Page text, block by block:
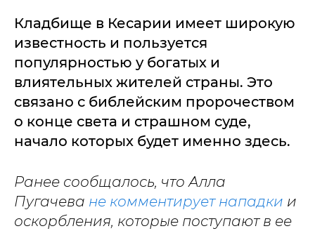
Кладбище в Кесарии имеет широкую
известность и пользуется
популярностью у богатых и
влиятельных жителей страны. Это
связано с библейским пророчеством
о конце света и страшном суде,
начало которых будет именно здесь.
Ранее сообщалось, что Алла
Пугачева не комментирует нападки и
оскорбления, которые поступают в ее